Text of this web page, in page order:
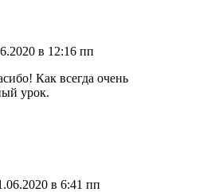
в 12:16 пп
Как всегда очень
урок.
в 6:41 пп